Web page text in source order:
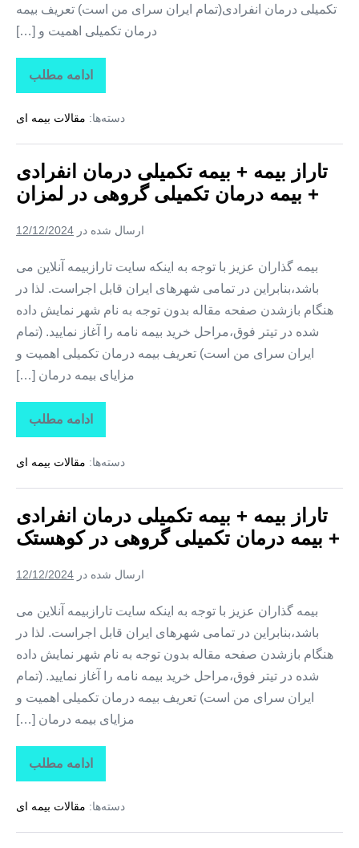
تکمیلی درمان انفرادی(تمام ایران سرای من است) تعریف بیمه
درمان تکمیلی اهمیت و […]
ادامه مطلب
تاراز
بیمه
بیمه
درمان
+
بیمه
درمان
تکمیلی
در
دسته‌ها: مقالات بیمه ای
تاراز بیمه + بیمه تکمیلی درمان انفرادی
+ بیمه درمان تکمیلی گروهی در لمزان
ارسال شده در 12/12/2024
بیمه گذاران عزیز با توجه به اینکه سایت تارازبیمه آنلاین می
باشد،بنابراین در تمامی شهرهای ایران قابل اجراست. لذا در
هنگام بازشدن صفحه مقاله بدون توجه به نام شهر نمایش داده
شده در تیتر فوق،مراحل خرید بیمه نامه را آغاز نمایید. (تمام
ایران سرای من است) تعریف بیمه درمان تکمیلی اهمیت و
مزایای بیمه درمان […]
ادامه مطلب
تاراز
بیمه
بیمه
درمان
+
بیمه
درمان
تکمیلی
در
دسته‌ها: مقالات بیمه ای
تاراز بیمه + بیمه تکمیلی درمان انفرادی
+ بیمه درمان تکمیلی گروهی در کوهستک
ارسال شده در 12/12/2024
بیمه گذاران عزیز با توجه به اینکه سایت تارازبیمه آنلاین می
باشد،بنابراین در تمامی شهرهای ایران قابل اجراست. لذا در
هنگام بازشدن صفحه مقاله بدون توجه به نام شهر نمایش داده
شده در تیتر فوق،مراحل خرید بیمه نامه را آغاز نمایید. (تمام
ایران سرای من است) تعریف بیمه درمان تکمیلی اهمیت و
مزایای بیمه درمان […]
ادامه مطلب
تاراز
بیمه
بیمه
درمان
دسته‌ها: مقالات بیمه ای